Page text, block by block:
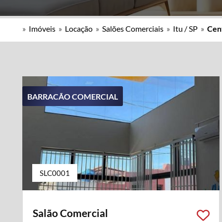
» Imóveis » Locação » Salões Comerciais » Itu / SP »
BARRACÃO COMERCIAL
SLC0001
Salão Comercial